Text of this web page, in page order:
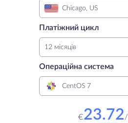
Chicago, US
Платіжний цикл
12 місяців
Операційна система
CentOS 7
€23.72/